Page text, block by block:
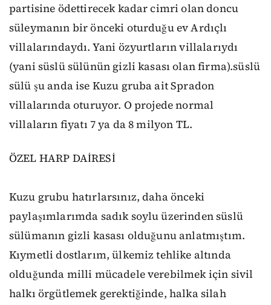
partisine ödettirecek kadar cimri olan doncu
süleymanın bir önceki oturduğu ev Ardıçlı
villalarındaydı. Yani özyurtların villalarıydı
(yani süslü sülünün gizli kasası olan firma).süslü
sülü şu anda ise Kuzu gruba ait Spradon
villalarında oturuyor. O projede normal
villaların fiyatı 7 ya da 8 milyon TL.
ÖZEL HARP DAİRESİ
Kuzu grubu hatırlarsınız, daha önceki
paylaşımlarımda sadık soylu üzerinden süslü
sülümanın gizli kasası olduğunu anlatmıştım.
Kıymetli dostlarım, ülkemiz tehlike altında
olduğunda milli mücadele verebilmek için sivil
halkı örgütlemek gerektiğinde, halka silah